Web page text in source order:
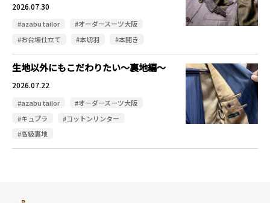
2026.07.30
#azabu tailor
#オーダースーツ大阪
#お台場仕立て
#本切羽 #本開き
生地以外にもこだわりたい～裏地編～
2026.07.22
#azabu tailor
#オーダースーツ大阪
#キュプラ
#コットンリンター
#高級裏地